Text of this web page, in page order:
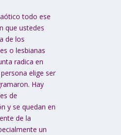
todo ese
que ustedes
de los
o lesbianas
radica en
elige ser
Hay
de
y se quedan en
de la
un